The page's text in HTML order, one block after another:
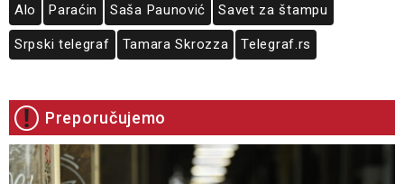
Alo Paraćin Saša Paunović Savet za štampu
Srpski telegraf Tamara Skrozza Telegraf.rs
Preporučujemo